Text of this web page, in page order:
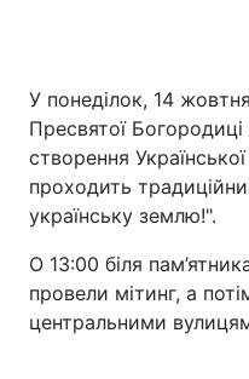
У понеділок, 14
Пресвятої
створення
проходить
українську землю!".
О 13:00 біля
провели мітинг, а
центральними